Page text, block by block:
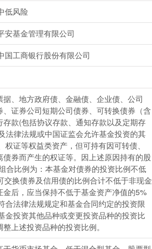
低风险
安基金管理有限公司
国工商银行股份有限公司
、地方政府债、金融债、企业债、公司
证券公司短期公司债券、可转换债券（含
款(包括协议存款、通知存款以及定期存
法律法规或中国证监会允许基金投资的其
证等权益类资产，但可持有因可转债、
券而产生的权证等。因上述原因持有的股
合比例为：本基金对债券的投资比例不低
换债券及信用债的比例合计不低于非现金
后，应当保持不低于基金资产净值的5%
合法律法规规定和基金合同约定的投资限
投资其他品种或变更投资品种的投资比
上述投资品种的投资比例。